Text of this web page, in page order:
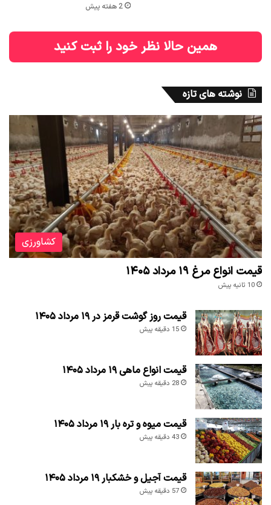
2 هفته پیش
همین حالا نظر خود را ثبت کنید
نوشته های تازه
کشاورزی
قیمت انواع مرغ ۱۹ مرداد ۱۴۰۵
10 ثانیه پیش
قیمت روز گوشت قرمز در ۱۹ مرداد ۱۴۰۵
15 دقیقه پیش
قیمت انواع ماهی ۱۹ مرداد ۱۴۰۵
28 دقیقه پیش
قیمت میوه و تره بار ۱۹ مرداد ۱۴۰۵
43 دقیقه پیش
قیمت آجیل و خشکبار ۱۹ مرداد ۱۴۰۵
57 دقیقه پیش